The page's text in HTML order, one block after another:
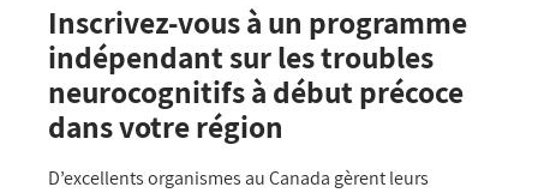
Inscrivez-vous à un programme
indépendant sur les troubles
neurocognitifs à début précoce
dans votre région
D’excellents organismes au Canada gèrent leurs